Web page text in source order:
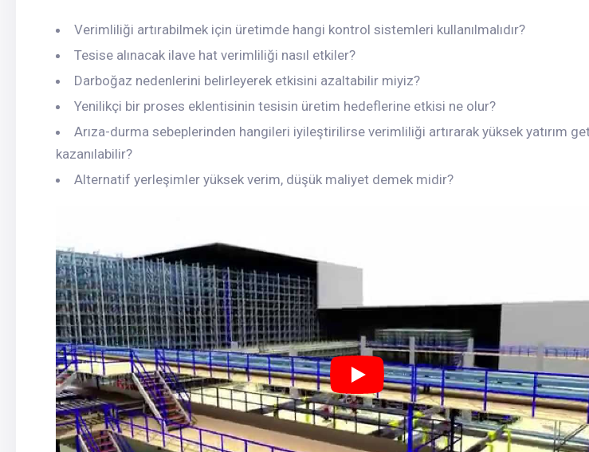
Verimliliği artırabilmek için üretimde hangi kontrol sistemleri kullanılmalıdır?
Tesise alınacak ilave hat verimliliği nasıl etkiler?
Darboğaz nedenlerini belirleyerek etkisini azaltabilir miyiz?
Yenilikçi bir proses eklentisinin tesisin üretim hedeflerine etkisi ne olur?
Arıza-durma sebeplerinden hangileri iyileştirilirse verimliliği artırarak yüksek yatırım
kazanılabilir?
Alternatif yerleşimler yüksek verim, düşük maliyet demek midir?